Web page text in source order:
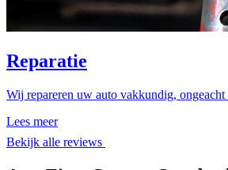
Reparatie
Wij repareren uw auto vakkundig,
Lees meer
Bekijk alle reviews